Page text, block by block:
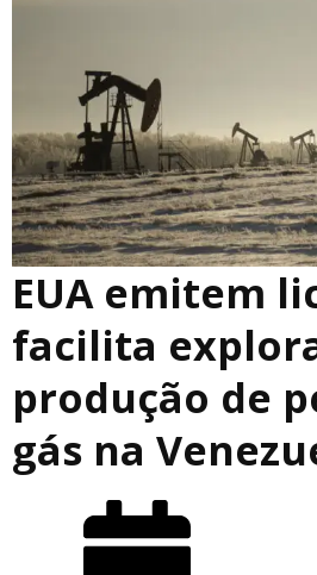
EUA emitem
facilita
produção de
gás na